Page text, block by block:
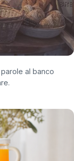
al banco